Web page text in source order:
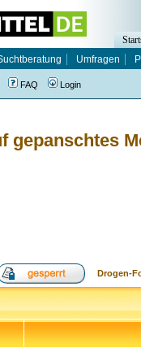
gepanschtes
Drogen-
Umfragen
FAQ Login